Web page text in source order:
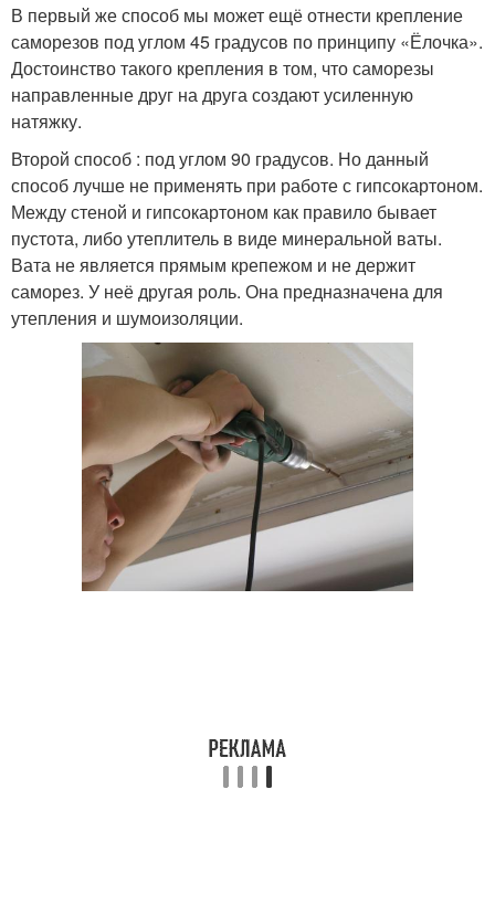
В первый же способ мы может ещё отнести крепление
саморезов под углом 45 градусов по принципу «Ёлочка».
Достоинство такого крепления в том, что саморезы
направленные друг на друга создают усиленную
натяжку.
Второй способ : под углом 90 градусов. Но данный
способ лучше не применять при работе с гипсокартоном.
Между стеной и гипсокартоном как правило бывает
пустота, либо утеплитель в виде минеральной ваты.
Вата не является прямым крепежом и не держит
саморез. У неё другая роль. Она предназначена для
утепления и шумоизоляции.